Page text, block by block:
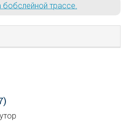
бобслейной трассе.